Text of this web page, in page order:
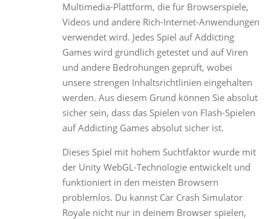
Multimedia-Plattform, die für Browserspiele,
Videos und andere Rich-Internet-Anwendungen
verwendet wird. Jedes Spiel auf Addicting
Games wird gründlich getestet und auf Viren
und andere Bedrohungen geprüft, wobei
unsere strengen Inhaltsrichtlinien eingehalten
werden. Aus diesem Grund können Sie absolut
sicher sein, dass das Spielen von Flash-Spielen
auf Addicting Games absolut sicher ist.
Dieses Spiel mit hohem Suchtfaktor wurde mit
der Unity WebGL-Technologie entwickelt und
funktioniert in den meisten Browsern
problemlos. Du kannst Car Crash Simulator
Royale nicht nur in deinem Browser spielen,